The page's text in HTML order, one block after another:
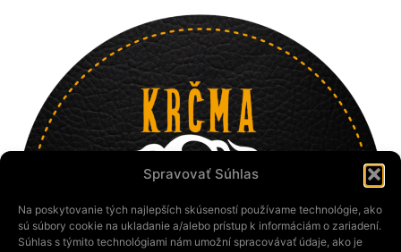
Spravovať Súhlas
Na poskytovanie tých najlepších skúseností používame technológie, ako
sú súbory cookie na ukladanie a/alebo prístup k informáciám o zariadení.
Súhlas s týmito technológiami nám umožní spracovávať údaje, ako je